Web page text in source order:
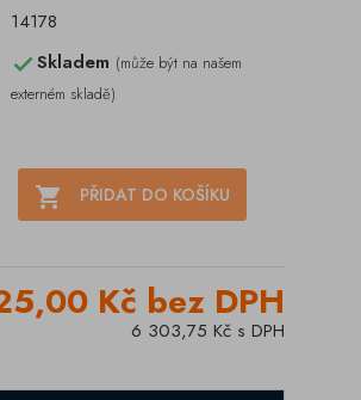
14178
Skladem (může být na našem
externém skladě)
 PŘIDAT DO KOŠÍKU
Kč bez DPH
6 303,75 Kč s DPH